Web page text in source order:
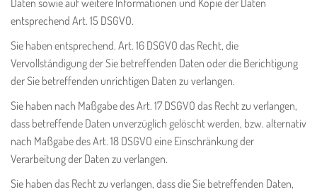
Daten sowie auf weitere Informationen und Kopie der Daten
entsprechend Art. 15 DSGVO.
Sie haben entsprechend. Art. 16 DSGVO das Recht, die
Vervollständigung der Sie betreffenden Daten oder die Berichtigung
der Sie betreffenden unrichtigen Daten zu verlangen.
Sie haben nach Maßgabe des Art. 17 DSGVO das Recht zu verlangen,
dass betreffende Daten unverzüglich gelöscht werden, bzw. alternativ
nach Maßgabe des Art. 18 DSGVO eine Einschränkung der
Verarbeitung der Daten zu verlangen.
Sie haben das Recht zu verlangen, dass die Sie betreffenden Daten,